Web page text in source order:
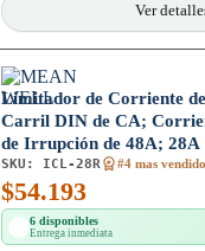
Ver
Limitador de Corriente
Carril DIN de CA;
de Irrupción de 48A; 28A
Entrada 180-264VAC;
SKU: ICL-28R #4 mas vendido
$54.193
6 disponibles
Entrega inmediata